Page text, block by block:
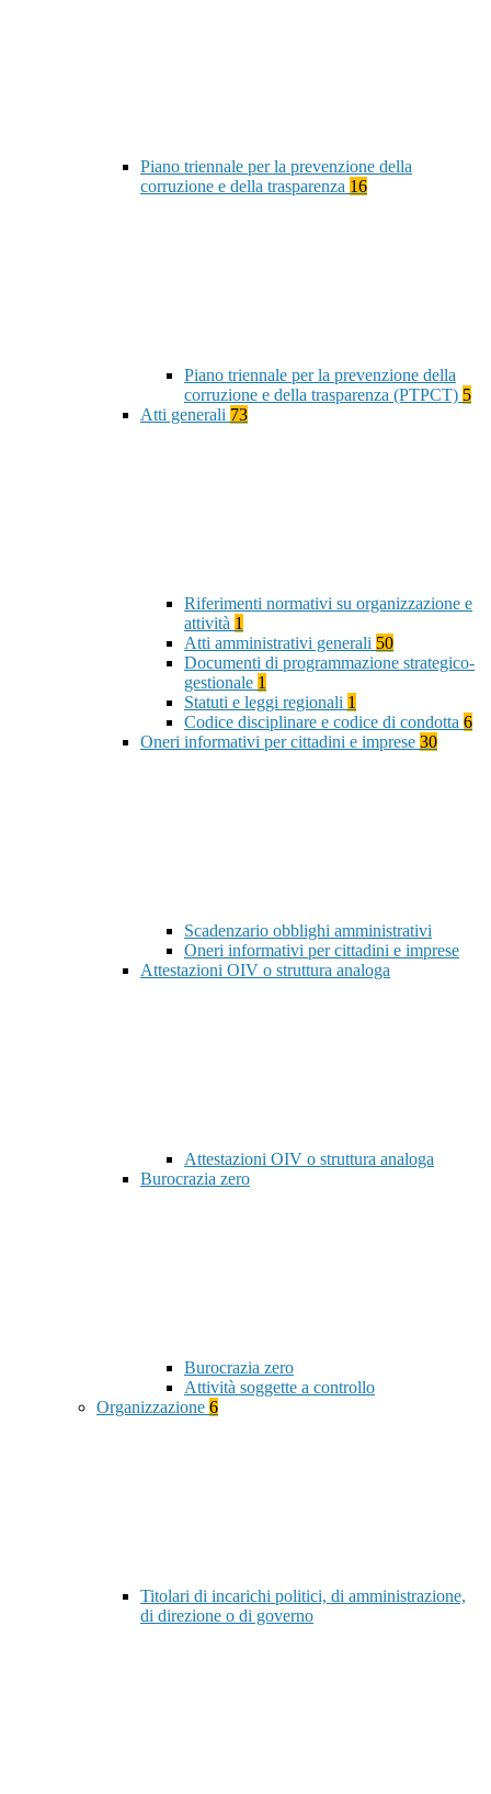
Piano triennale per la prevenzione della
corruzione e della trasparenza 16
Piano triennale per la prevenzione della
corruzione e della trasparenza (PTPCT) 5
Atti generali 73
Riferimenti normativi su organizzazione e
attività 1
Atti amministrativi generali 50
Documenti di programmazione strategico-
gestionale 1
Statuti e leggi regionali 1
Codice disciplinare e codice di condotta 6
Oneri informativi per cittadini e imprese 30
Scadenzario obblighi amministrativi
Oneri informativi per cittadini e imprese
Attestazioni OIV o struttura analoga
Attestazioni OIV o struttura analoga
Burocrazia zero
Burocrazia zero
Attività soggette a controllo
Organizzazione 6
Titolari di incarichi politici, di amministrazione,
di direzione o di governo